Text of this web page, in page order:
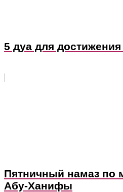
5 дуа для
Пятничный намаз по
Абу-Ханифы